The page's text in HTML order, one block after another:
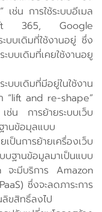
ช่น การใช้ระบบอีเมล
365, Google
บเดิมที่ใช้งานอยู่ ซึ่ง
บบเดิมที่เคยใช้งานอยู
บเดิมที่มีอยู่ในใช้งาน
“lift and re-shape”
การย้ายระบบเว็บ
านข้อมุลแบบ
ารย้ายเครื่องเว็บ
บฐานข้อมูลมาเป็นแบบ
ะมีบริการ Amazon
ซึ่งจะลดภาระการ
ลิขสิทธิ์ลงไป